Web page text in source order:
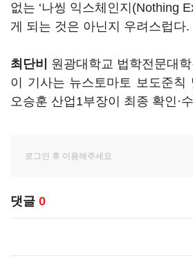
없는 ‘나씽 익스체인지(Nothing
게 되는 것은 아닌지 우려스럽다.
최단비
원광대학교 법학전문대
이 기사는 뉴스토마토 보도준칙
오승훈 산업1부장이 최종 확인·
댓글 0